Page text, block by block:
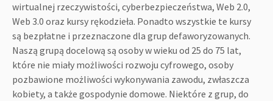
wirtualnej rzeczywistości, cyberbezpieczeństwa, Web 2.0,
Web 3.0 oraz kursy rękodzieła. Ponadto wszystkie te kursy
są bezpłatne i przeznaczone dla grup defaworyzowanych.
Naszą grupą docelową są osoby w wieku od 25 do 75 lat,
które nie miały możliwości rozwoju cyfrowego, osoby
pozbawione możliwości wykonywania zawodu, zwłaszcza
kobiety, a także gospodynie domowe. Niektóre z grup, do